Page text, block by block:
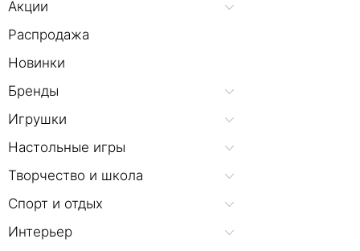
Акции
Распродажа
Новинки
Бренды
Игрушки
Настольные игры
Творчество и школа
Спорт и отдых
Интерьер